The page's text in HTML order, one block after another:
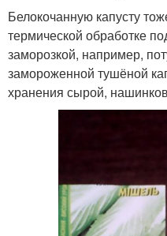
Белокочанную капусту
термической обработке
заморозкой, например,
замороженной тушёной
хранения сырой,